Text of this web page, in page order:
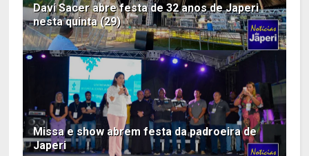
Davi Sacer abre festa de 32 anos de Japeri
nesta quinta (29)
Missa e show abrem festa da padroeira de
Japeri